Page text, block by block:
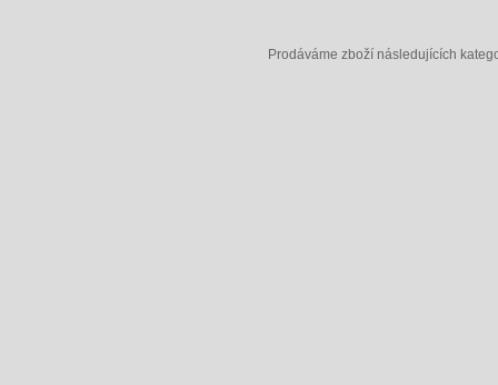
Prodáváme zboží následujících